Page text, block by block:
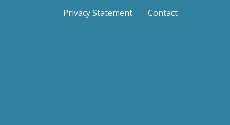
Privacy Statement Contact